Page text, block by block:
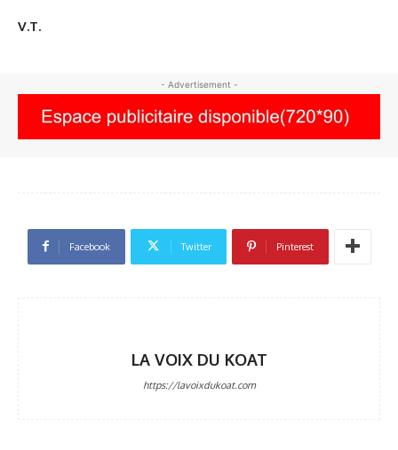
V.T.
- Advertisement -
Facebook Twitter Pinterest
LA VOIX DU KOAT
https://lavoixdukoat.com